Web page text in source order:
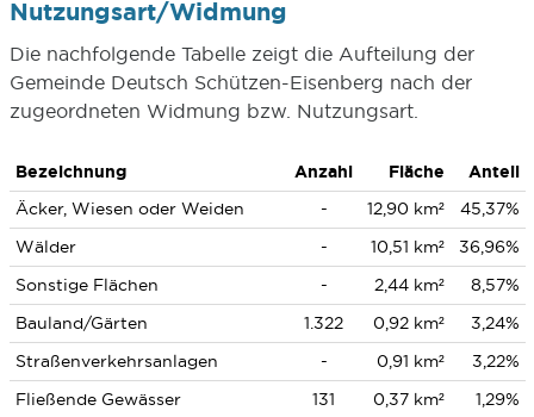
Nutzungsart/Widmung
Die nachfolgende Tabelle zeigt die Aufteilung der
Gemeinde Deutsch Schützen-Eisenberg nach der
zugeordneten Widmung bzw. Nutzungsart.
Bezeichnung Anzahl Fläche
Anteil
Äcker, Wiesen oder Weiden
- 12,90 km²
45,37%
Wälder
- 10,51 km²
36,96%
Sonstige Flächen
- 2,44 km²
8,57%
Bauland/Gärten
1.322 0,92 km²
3,24%
Straßenverkehrsanlagen
- 0,91 km²
3,22%
Fließende Gewässer
131 0,37 km²
1,29%